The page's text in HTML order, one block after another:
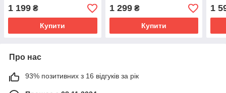
1 199 ₴
Купити
1 299₴
Купити
1
Про нас
93% позитивних з 16 відгуків за рік